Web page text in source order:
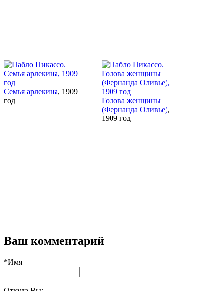
Семья арлекина, 1909
год
Голова женщины
(Фернанда Оливье),
1909 год
Ваш комментарий
*Имя